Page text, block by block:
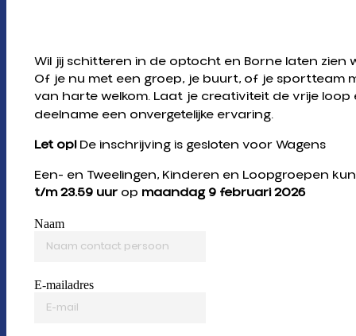
Wil jij schitteren in de optocht en Borne laten zien
Of je nu met een groep, je buurt, of je sportteam
van harte welkom. Laat je creativiteit de vrije
deelname een onvergetelijke ervaring.
Let op!De inschrijving is gesloten voor Wagens
Een- en Tweelingen, Kinderen en Loopgroepen
t/m 23.59 uur op maandag 9 februari 2026
Naam
E-mailadres